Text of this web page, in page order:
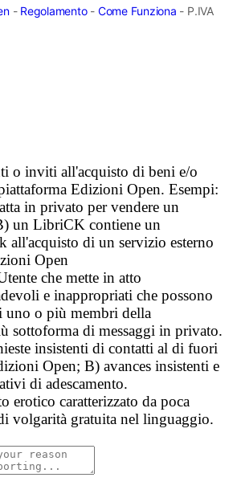
- Regolamento- Come Funziona - P.IVA
o inviti all'acquisto di beni e/o
Edizioni Open. Esempi:
in privato per vendere un
un LibriCK contiene un
all'acquisto di un servizio esterno
Open
che mette in atto
e inappropriati che possono
uno o più membri della
sottoforma di messaggi in privato.
insistenti di contatti al di fuori
Open; B) avances insistenti e
di adescamento.
erotico caratterizzato da poca
volgarità gratuita nel linguaggio.